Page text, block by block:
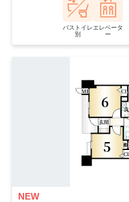
バストイレ
別
エレベータ
ー
NEW